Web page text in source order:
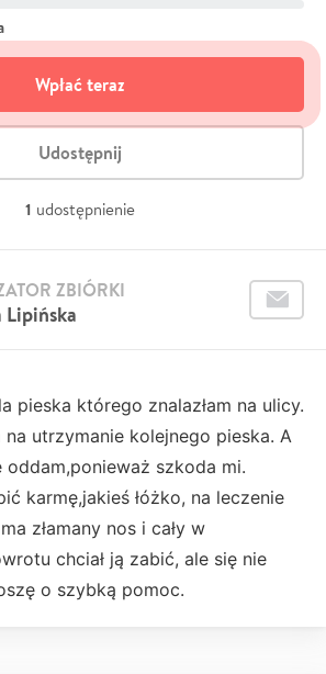
Wpłać teraz
Udostępnij
1 udostępnienie
ZBIÓRKI
pieska którego znalazłam na ulicy.
utrzymanie kolejnego pieska. A
oddam,ponieważ szkoda mi.
karmę,jakieś łóżko, na leczenie
złamany nos i cały w
chciał ją zabić, ale się nie
o szybką pomoc.